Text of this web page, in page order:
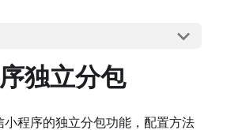
独立分包
程序的独立分包功能，配置方法